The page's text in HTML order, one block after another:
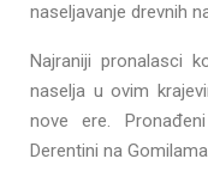
naseljavanje drevnih
Najraniji pronalasci
naselja u ovim
nove ere.
Derentini na